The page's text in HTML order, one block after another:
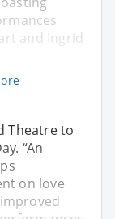
and Ingrid
Theatre to
“An
on love